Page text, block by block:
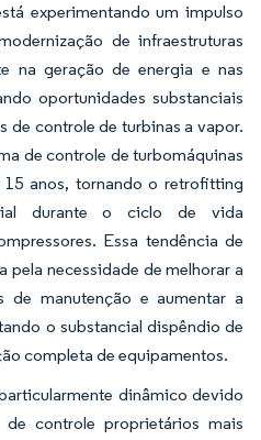
experimentando um impulso
de infraestruturas
na geração de energia e nas
oportunidades substanciais
de controle de turbinas a vapor.
de controle de turbomáquinas
anos, tornando o retrofitting
durante o ciclo de vida
Essa tendência de
pela necessidade de melhorar a
de manutenção e aumentar a
o substancial dispêndio de
completa de equipamentos.
dinâmico devido
controle proprietários mais